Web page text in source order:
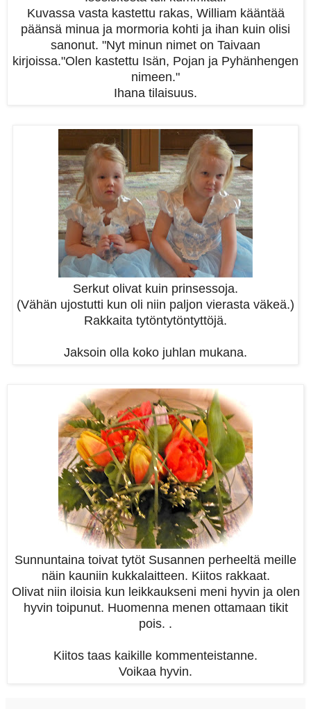
Kuvassa vasta kastettu rakas, William kääntää
päänsä minua ja mormoria kohti ja ihan kuin olisi
sanonut. "Nyt minun nimet on Taivaan
kirjoissa."Olen kastettu Isän, Pojan ja Pyhänhengen
nimeen."
Ihana tilaisuus.
Serkut olivat kuin prinsessoja.
(Vähän ujostutti kun oli niin paljon vierasta väkeä.)
Rakkaita tytöntytöntyttöjä.
Jaksoin olla koko juhlan mukana.
Sunnuntaina toivat tytöt Susannen perheeltä meille
näin kauniin kukkalaitteen. Kiitos rakkaat.
Olivat niin iloisia kun leikkaukseni meni hyvin ja olen
hyvin toipunut. Huomenna menen ottamaan tikit
pois. .
Kiitos taas kaikille kommenteistanne.
Voikaa hyvin.